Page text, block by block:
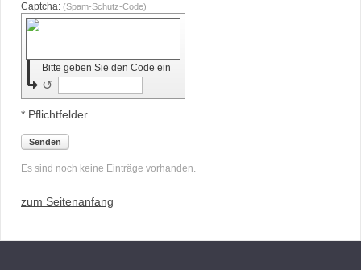
Captcha: (Spam-Schutz-Code)
Bitte geben Sie den Code ein
↺
* Pflichtfelder
Senden
Es sind noch keine Einträge vorhanden.
zum Seitenanfang